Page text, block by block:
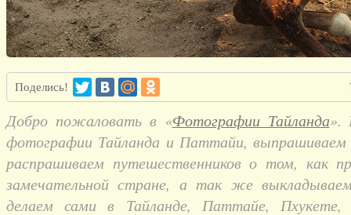
Поделись!
Добро пожаловать в «Фотографии Тайланда».
фотографии Тайланда и Паттайи, выпрашиваем
распрашиваем путешественников о том, как
замечательной стране, а так же
делаем сами в Тайланде, Паттайе,